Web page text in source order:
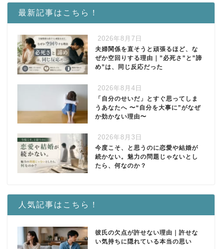
最新記事はこちら！
2026年8月7日
夫婦関係を直そうと頑張るほど、な
ぜか空回りする理由｜”必死さ”と”諦
め”は、同じ反応だった
2026年8月4日
「自分のせいだ」とすぐ思ってしま
うあなたへ 〜“自分を大事に”がなぜ
か効かない理由〜
2026年8月3日
今度こそ、と思うのに恋愛や結婚が
続かない。魅力の問題じゃないとし
たら、何なのか？
人気記事はこちら！
彼氏の欠点が許せない理由｜許せな
い気持ちに隠れている本当の思い